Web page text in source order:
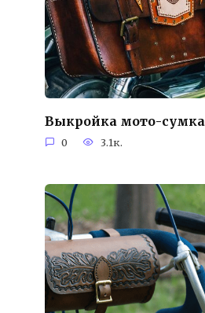
Выкройка мото-сумка
0 3.1к.